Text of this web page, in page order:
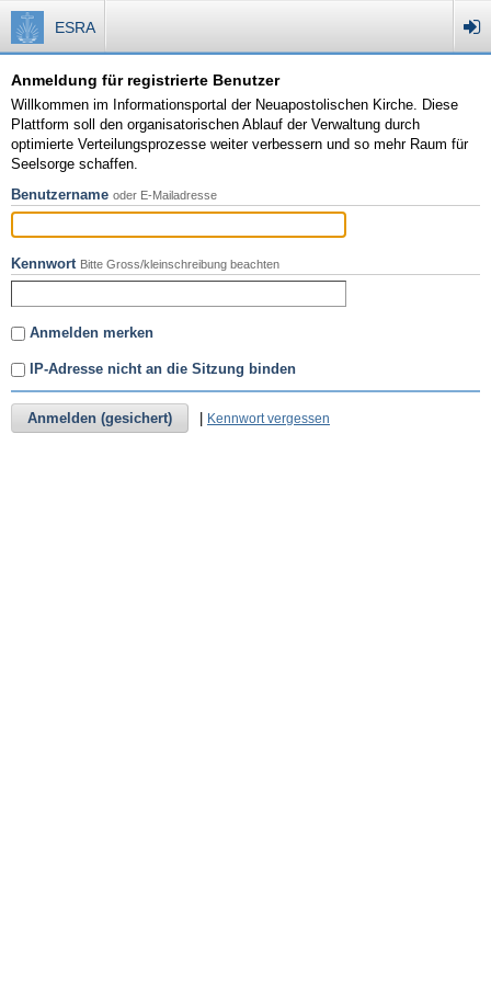
ESRA
Anmeldung für registrierte Benutzer
Willkommen im Informationsportal der Neuapostolischen Kirche. Diese
Plattform soll den organisatorischen Ablauf der Verwaltung durch
optimierte Verteilungsprozesse weiter verbessern und so mehr Raum für
Seelsorge schaffen.
Benutzername oder E-Mailadresse
Kennwort Bitte Gross/kleinschreibung beachten
Anmelden merken
IP-Adresse nicht an die Sitzung binden
Anmelden (gesichert) Kennwort vergessen